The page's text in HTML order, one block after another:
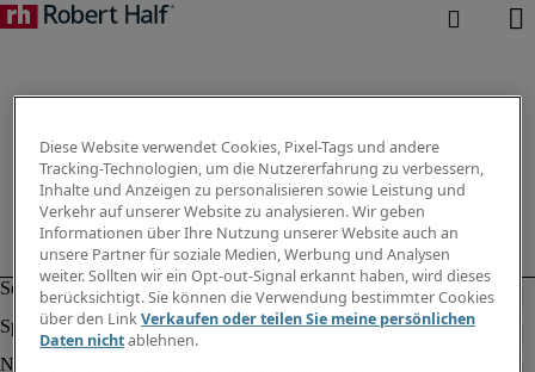
Diese Website verwendet Cookies, Pixel-Tags und andere
Tracking-Technologien, um die Nutzererfahrung zu verbessern,
Inhalte und Anzeigen zu personalisieren sowie Leistung und
Verkehr auf unserer Website zu analysieren. Wir geben
Informationen über Ihre Nutzung unserer Website auch an
unsere Partner für soziale Medien, Werbung und Analysen
weiter. Sollten wir ein Opt-out-Signal erkannt haben, wird dieses
berücksichtigt. Sie können die Verwendung bestimmter Cookies
über den LinkVerkaufen oder teilen Sie meine persönlichen
Daten nichtablehnen.